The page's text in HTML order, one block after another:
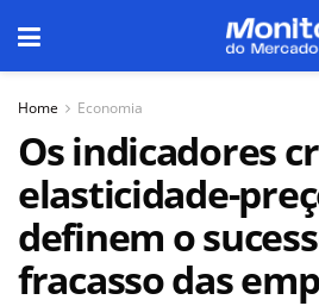
Home Economia
Os indicadores
elasticidade-
definem o
fracasso das